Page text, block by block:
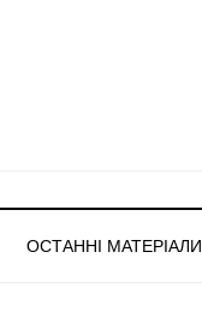
ОСТАННІ МАТЕРІАЛИ